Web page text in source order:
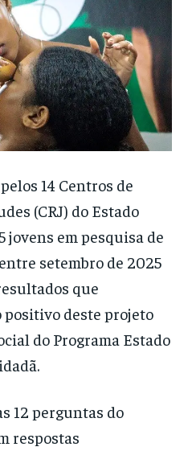
14 Centros de
(CRJ) do Estado
jovens em pesquisa de
setembro de 2025
que
positivo deste projeto
do Programa Estado
12 perguntas do
respostas